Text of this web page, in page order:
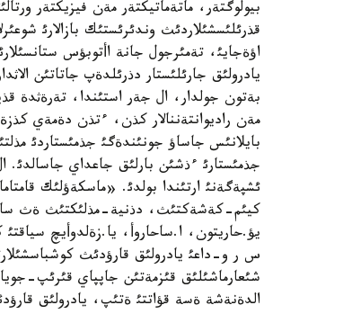
بيولوگتةر، ماتةماتيكتةر مةن فيزيكتةر
قذرئلئسشئلاردئث وندئرئستئك بازالارئ
اؤةجايئ، تةمئرجول جانة اأتوبؤس
يادرولئق جارئلئستار دذرئلدةپ جاتاتئن
بةتون جولدار، ال جةر استئندا، تةرةثدة
مةن راديوانتةننالار كذن، ءتذن دةمةي
بايلانئس جاساؤ جونئندةگئ جذمئستاردئ
جذمئستارئ ءذشئن بارلئق جاعداي جاسالدئ.
ئشپةگةنئ ارتئندا بولدئ. «ماسكةؤلئك
كيئم-كةشةكتئث، دذنية-مذلئكتئث ةث
يؤ.حاريتون، ا.ساحاروأ، يا.زةلدوأيچ
س ر و-داعئ يادرولئق قارؤدئث
شئعارماشئلئق قئزمةتئن جاپپاي قئرئپ-
الدةنةشة ةسة قؤاتتئ ةتئپ، يادرولئق